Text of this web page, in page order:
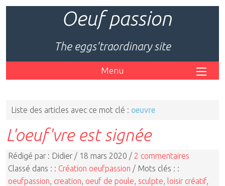
Oeuf passion
The eggs'traordinary site
Menu
Liste des articles avec ce mot clé : oeuvre
L'oeuf'vre est signée
Rédigé par : Didier / 18 mars 2020 / 2 commentaires
Classé dans : : Création oeufpassion / Mots clés : :
oeufpassion creation oeuf de poule sculpte loisir créatif,